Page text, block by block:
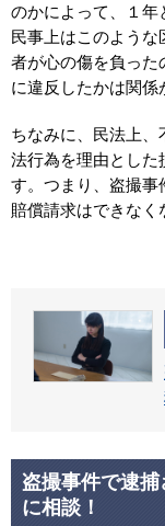
のかによって、１年
民事上はこのよう
者が心の傷を負った
に違反したかは関係
ちなみに、民法上、
法行為を理由とした
す。つまり、盗撮事
賠償請求はできなく
盗撮事件で逮
に相談！